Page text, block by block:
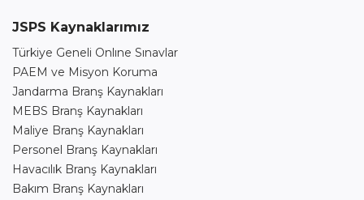
JSPS Kaynaklarımız
Türkiye Geneli Onlıne Sınavlar
PAEM ve Misyon Koruma
Jandarma Branş Kaynakları
MEBS Branş Kaynakları
Maliye Branş Kaynakları
Personel Branş Kaynakları
Havacılık Branş Kaynakları
Bakım Branş Kaynakları